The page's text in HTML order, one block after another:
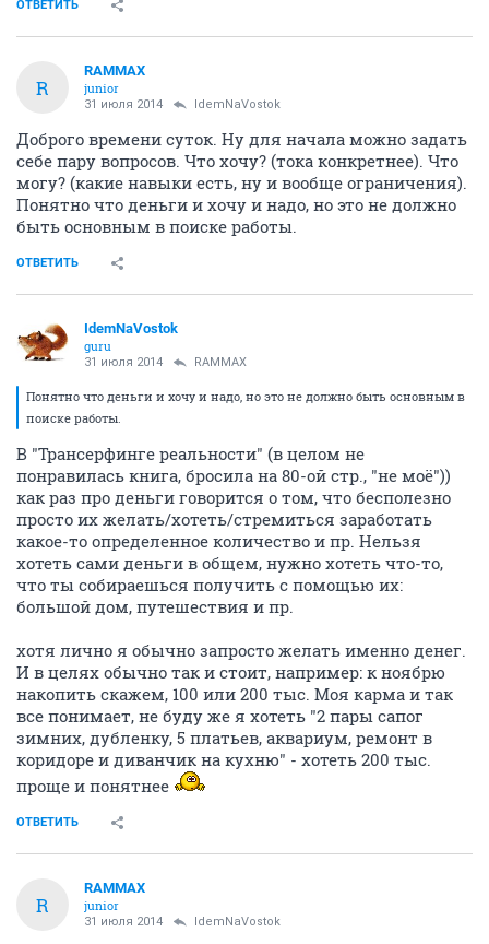
ОТВЕТИТЬ
R
RAMMAX
junior
31 июля 2014 IdemNaVostok
Доброго времени суток. Ну для начала можно задать
себе пару вопросов. Что хочу? (тока конкретнее). Что
могу? (какие навыки есть, ну и вообще ограничения).
Понятно что деньги и хочу и надо, но это не должно
быть основным в поиске работы.
ОТВЕТИТЬ
IdemNaVostok
guru
31 июля 2014 RAMMAX
Понятно что деньги и хочу и надо, но это не должно быть основным в
поиске работы.
В "Трансерфинге реальности" (в целом не
понравилась книга, бросила на 80-ой стр., "не моё"))
как раз про деньги говорится о том, что бесполезно
просто их желать/хотеть/стремиться заработать
какое-то определенное количество и пр. Нельзя
хотеть сами деньги в общем, нужно хотеть что-то,
что ты собираешься получить с помощью их:
большой дом, путешествия и пр.
хотя лично я обычно запросто желать именно денег.
И в целях обычно так и стоит, например: к ноябрю
накопить скажем, 100 или 200 тыс. Моя карма и так
все понимает, не буду же я хотеть "2 пары сапог
зимних, дубленку, 5 платьев, аквариум, ремонт в
коридоре и диванчик на кухню" - хотеть 200 тыс.
проще и понятнее
ОТВЕТИТЬ
R
RAMMAX
junior
31 июля 2014 IdemNaVostok